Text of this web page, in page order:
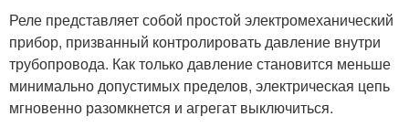
Реле представляет собой простой электромеханический
прибор, призванный контролировать давление внутри
трубопровода. Как только давление становится меньше
минимально допустимых пределов, электрическая цепь
мгновенно разомкнется и агрегат выключиться.